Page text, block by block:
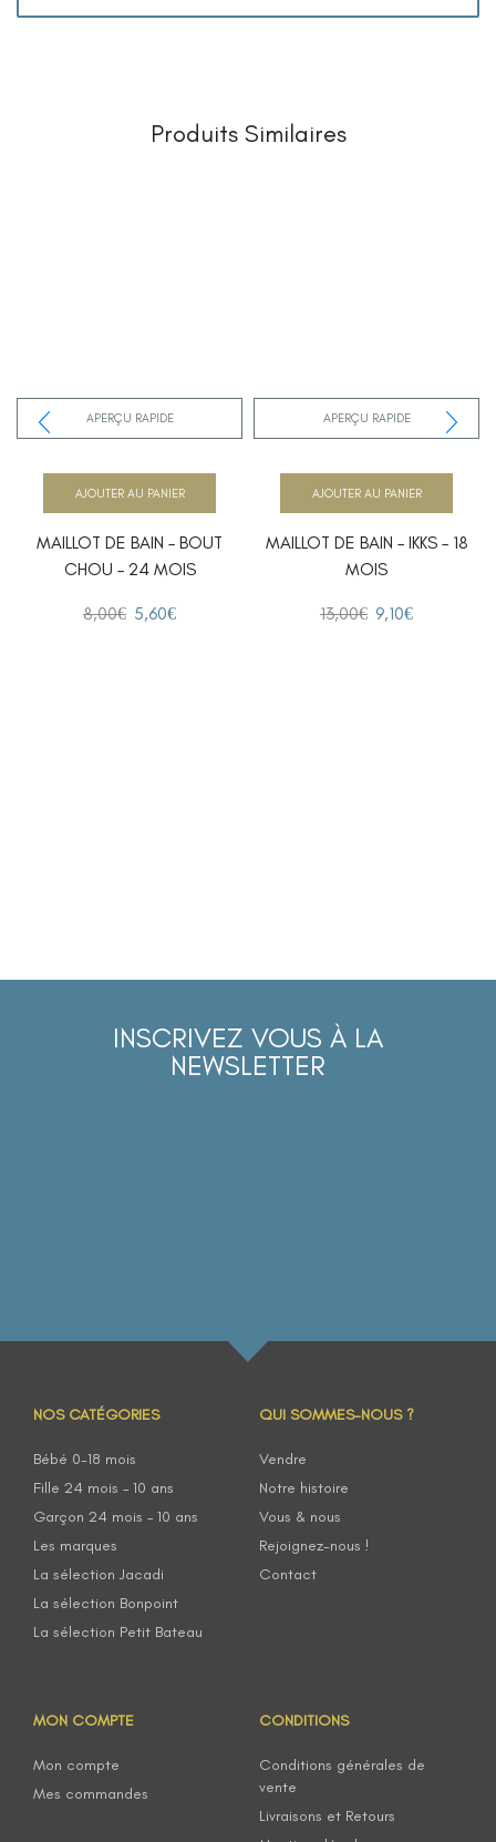
Produits Similaires
APERÇU RAPIDE
MAILLOT DE BAIN – BOUT
CHOU – 24 MOIS
8,00€ 5,60€
AJOUTER AU PANIER
APERÇU RAPIDE
MAILLOT DE BAIN – IKKS – 18
MOIS
13,00€ 9,10€
AJOUTER AU PANIER
INSCRIVEZ VOUS À LA
NEWSLETTER
NOS CATÉGORIES
Bébé 0-18 mois
Fille 24 mois – 10 ans
Garçon 24 mois – 10 ans
Les marques
La sélection Jacadi
La sélection Bonpoint
La sélection Petit Bateau
QUI SOMMES-NOUS ?
Vendre
Notre histoire
Vous & nous
Rejoignez-nous !
Contact
MON COMPTE
Mon compte
Mes commandes
CONDITIONS
Conditions générales de
vente
Livraisons et Retours